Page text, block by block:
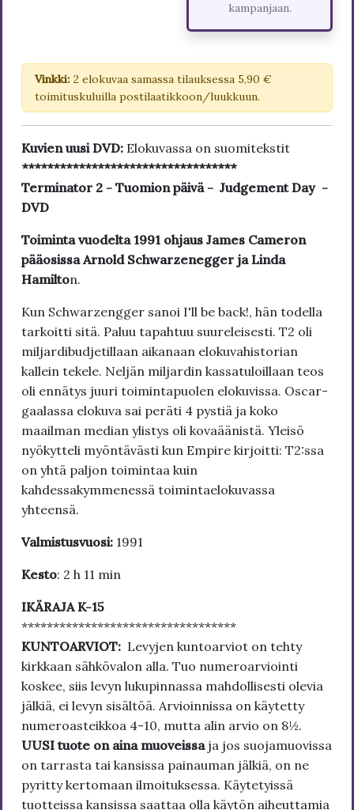
kampanjaan.
Vinkki: 2 elokuvaa samassa tilauksessa 5,90 €
toimituskuluilla postilaatikkoon/luukkuun.
Kuvien uusi DVD: Elokuvassa on suomitekstit
**********************************
Terminator 2 - Tuomion päivä - Judgement Day -
DVD
Toiminta vuodelta 1991 ohjaus James Cameron
pääosissa Arnold Schwarzenegger ja Linda
Hamilton.
Kun Schwarzengger sanoi I'll be back!, hän todella
tarkoitti sitä. Paluu tapahtuu suureleisesti. T2 oli
miljardibudjetillaan aikanaan elokuvahistorian
kallein tekele. Neljän miljardin kassatuloillaan teos
oli ennätys juuri toimintapuolen elokuvissa. Oscar-
gaalassa elokuva sai peräti 4 pystiä ja koko
maailman median ylistys oli kovaäänistä. Yleisö
nyökytteli myöntävästi kun Empire kirjoitti: T2:ssa
on yhtä paljon toimintaa kuin
kahdessakymmenessä toimintaelokuvassa
yhteensä.
Valmistusvuosi: 1991
Kesto: 2 h 11 min
IKÄRAJA K-15
**********************************
KUNTOARVIOT: Levyjen kuntoarviot on tehty
kirkkaan sähkövalon alla. Tuo numeroarviointi
koskee, siis levyn lukupinnassa mahdollisesti olevia
jälkiä, ei levyn sisältöä. Arvioinnissa on käytetty
numeroasteikkoa 4-10, mutta alin arvio on 8½.
UUSI tuote on aina muoveissa ja jos suojamuovissa
on tarrasta tai kansissa painauman jälkiä, on ne
pyritty kertomaan ilmoituksessa. Käytetyissä
tuotteissa kansissa saattaa olla käytön aiheuttamia